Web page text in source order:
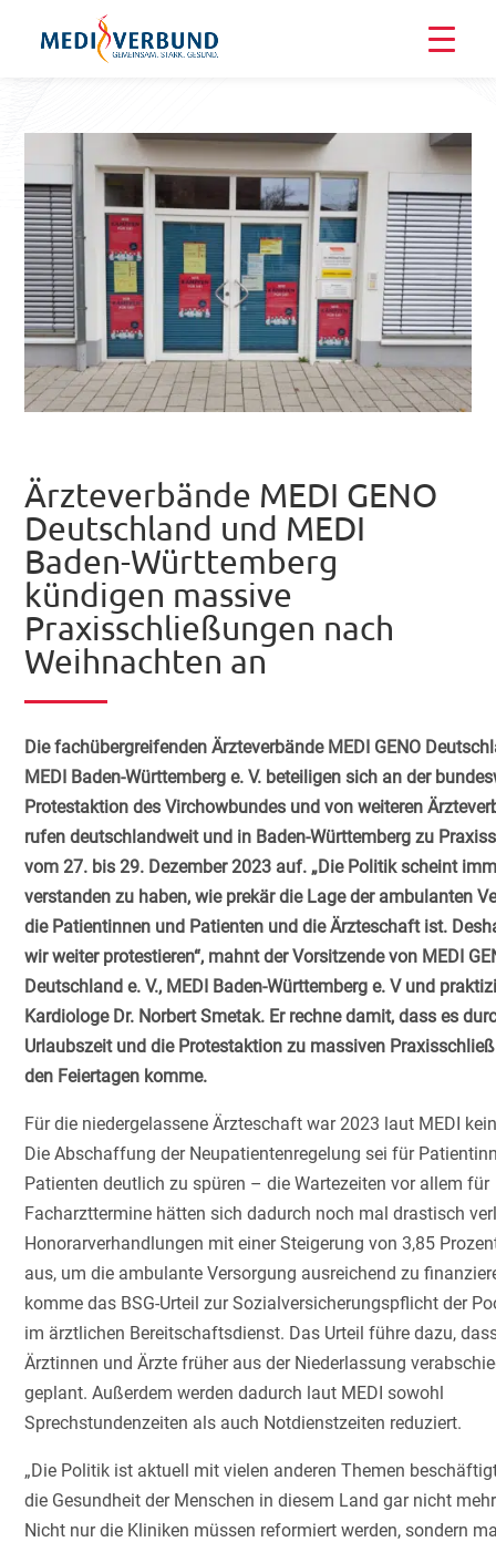
Ärzteverbände MEDI GENO
Deutschland und MEDI
Baden-Württemberg
kündigen massive
Praxisschließungen nach
Weihnachten an
Die fachübergreifenden Ärzteverbände MEDI GENO
MEDI Baden-Württemberg e. V. beteiligen sich an der
Protestaktion des Virchowbundes und von weiteren
rufen deutschlandweit und in Baden-Württemberg zu
vom 27. bis 29. Dezember 2023 auf. „Die Politik scheint
verstanden zu haben, wie prekär die Lage der ambulanten
die Patientinnen und Patienten und die Ärzteschaft ist.
wir weiter protestieren“, mahnt der Vorsitzende von MEDI
Deutschland e. V., MEDI Baden-Württemberg e. V und
Kardiologe Dr. Norbert Smetak. Er rechne damit, dass es
Urlaubszeit und die Protestaktion zu massiven
den Feiertagen komme.
Für die niedergelassene Ärzteschaft war 2023 laut MEDI
Die Abschaffung der Neupatientenregelung sei für
Patienten deutlich zu spüren – die Wartezeiten vor allem für
Facharzttermine hätten sich dadurch noch mal drastisch
Honorarverhandlungen mit einer Steigerung von 3,85
aus, um die ambulante Versorgung ausreichend zu
komme das BSG-Urteil zur Sozialversicherungspflicht der
im ärztlichen Bereitschaftsdienst. Das Urteil führe dazu,
Ärztinnen und Ärzte früher aus der Niederlassung
geplant. Außerdem werden dadurch laut MEDI sowohl
Sprechstundenzeiten als auch Notdienstzeiten reduziert.
„Die Politik ist aktuell mit vielen anderen Themen
die Gesundheit der Menschen in diesem Land gar nicht
Nicht nur die Kliniken müssen reformiert werden, sondern